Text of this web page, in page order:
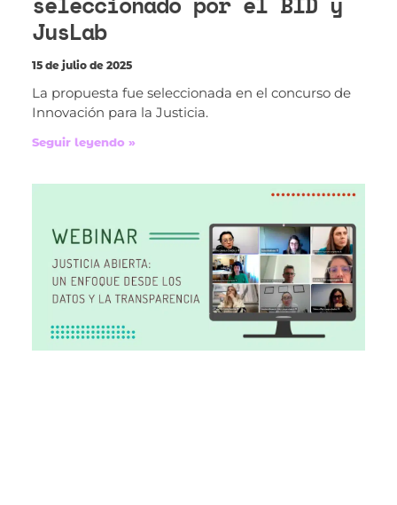
JusLab
15 de julio de 2025
La propuesta fue seleccionada en el concurso de
Innovación para la Justicia.
Seguir leyendo »